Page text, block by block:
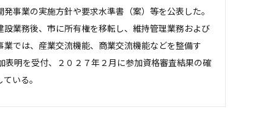
事業の実施方針や要求水準書（案）等を公表した。
業務後、市に所有権を移転し、維持管理業務および
では、産業交流機能、商業交流機能などを整備す
明を受付、２０２７年２月に参加資格審査結果の確
いる。